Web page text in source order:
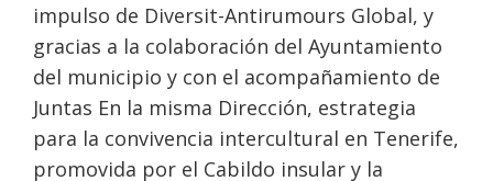
impulso de Diversit-Antirumours Global, y
gracias a la colaboración del Ayuntamiento
del municipio y con el acompañamiento de
Juntas En la misma Dirección, estrategia
para la convivencia intercultural en Tenerife,
promovida por el Cabildo insular y la